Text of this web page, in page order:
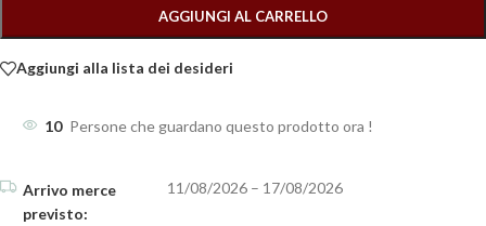
AGGIUNGI AL CARRELLO
Aggiungi alla lista dei desideri
10 Persone che guardano questo prodotto ora !
11/08/2026 – 17/08/2026